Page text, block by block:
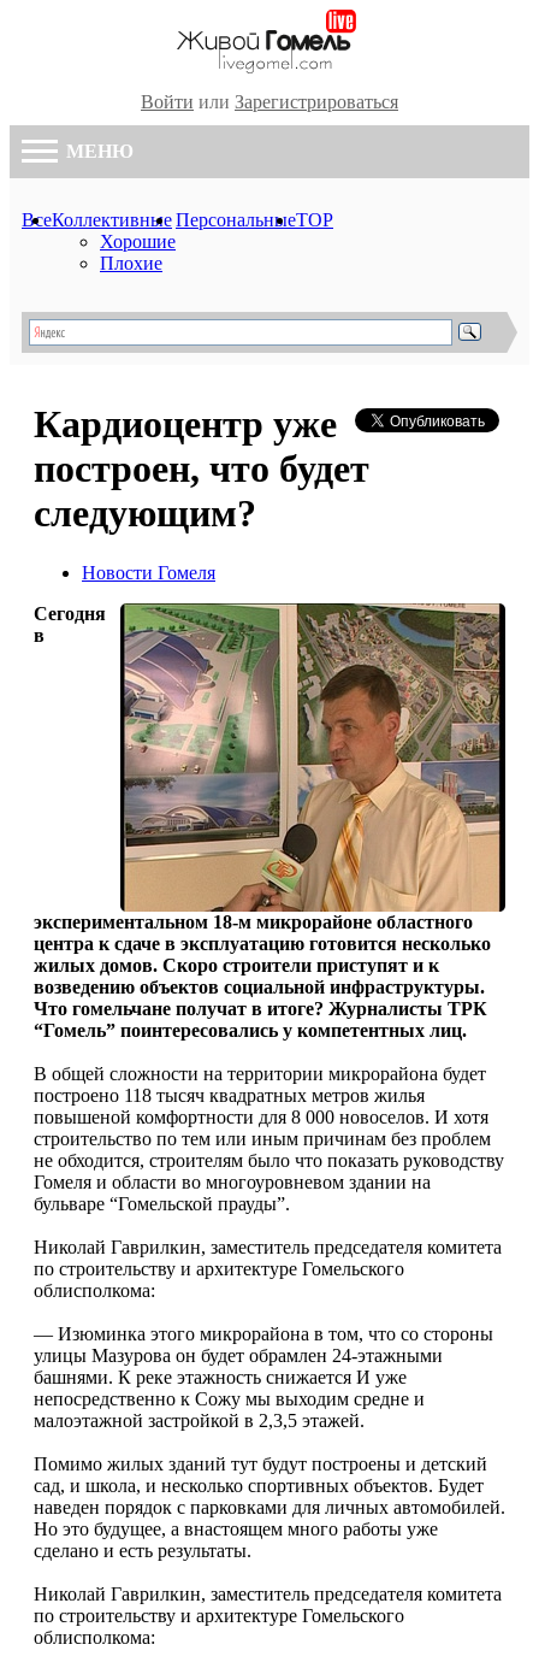
Войти или Зарегистрироваться
МЕНЮ
ВсеКоллективные
Хорошие
Плохие
ПерсональныеTOP
Кардиоцентр уже
построен, что будет
следующим?
Новости Гомеля
Сегодня
в
экспериментальном 18-м микрорайоне областного
центра к сдаче в эксплуатацию готовится несколько
жилых домов. Скоро строители приступят и к
возведению объектов социальной инфраструктуры.
Что гомельчане получат в итоге? Журналисты ТРК
“Гомель” поинтересовались у компетентных лиц.
В общей сложности на территории микрорайона будет
построено 118 тысяч квадратных метров жилья
повышеной комфортности для 8 000 новоселов. И хотя
строительство по тем или иным причинам без проблем
не обходится, строителям было что показать руководству
Гомеля и области во многоуровневом здании на
бульваре “Гомельской прауды”.
Николай Гаврилкин, заместитель председателя комитета
по строительству и архитектуре Гомельского
облисполкома:
— Изюминка этого микрорайона в том, что со стороны
улицы Мазурова он будет обрамлен 24-этажными
башнями. К реке этажность снижается И уже
непосредственно к Сожу мы выходим средне и
малоэтажной застройкой в 2,3,5 этажей.
Помимо жилых зданий тут будут построены и детский
сад, и школа, и несколько спортивных объектов. Будет
наведен порядок с парковками для личных автомобилей.
Но это будущее, а внастоящем много работы уже
сделано и есть результаты.
Николай Гаврилкин, заместитель председателя комитета
по строительству и архитектуре Гомельского
облисполкома: